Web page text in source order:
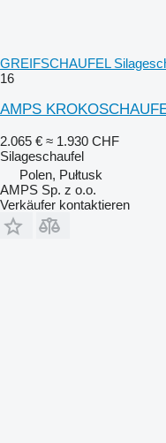
GREIFSCHAUFEL
16
AMPS
2.065 € ≈ 1.930 CHF
Silageschaufel
Polen, Pułtusk
AMPS Sp. z o.o.
Verkäufer kontaktieren